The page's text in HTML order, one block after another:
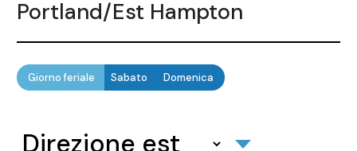
Portland/Est Hampton
Giorno feriale Sabato Domenica